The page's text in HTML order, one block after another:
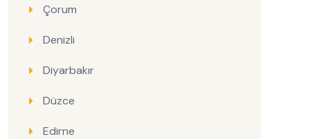
Çorum
Denizli
Diyarbakır
Düzce
Edirne